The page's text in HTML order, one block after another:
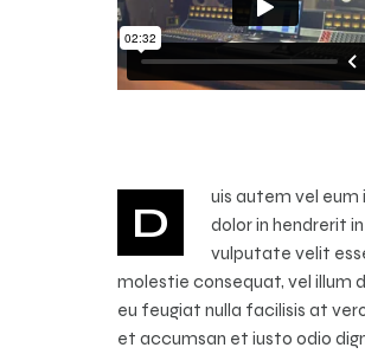
D
uis autem vel eum
dolor in hendrerit in
vulputate velit
molestie consequat, vel illum
eu feugiat nulla facilisis at
et accumsan et iusto odio